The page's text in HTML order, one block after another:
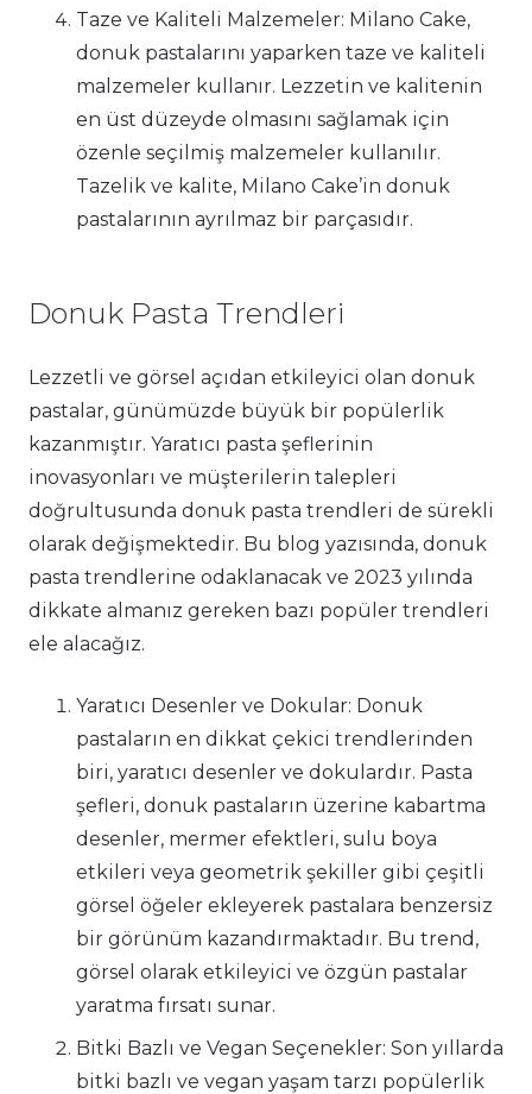
Taze ve Kaliteli Malzemeler: Milano Cake,
donuk pastalarını yaparken taze ve kaliteli
malzemeler kullanır. Lezzetin ve kalitenin
en üst düzeyde olmasını sağlamak için
özenle seçilmiş malzemeler kullanılır.
Tazelik ve kalite, Milano Cake’in donuk
pastalarının ayrılmaz bir parçasıdır.
Donuk Pasta Trendleri
Lezzetli ve görsel açıdan etkileyici olan donuk
pastalar, günümüzde büyük bir popülerlik
kazanmıştır. Yaratıcı pasta şeflerinin
inovasyonları ve müşterilerin talepleri
doğrultusunda donuk pasta trendleri de sürekli
olarak değişmektedir. Bu blog yazısında, donuk
pasta trendlerine odaklanacak ve 2023 yılında
dikkate almanız gereken bazı popüler trendleri
ele alacağız.
Yaratıcı Desenler ve Dokular: Donuk
pastaların en dikkat çekici trendlerinden
biri, yaratıcı desenler ve dokulardır. Pasta
şefleri, donuk pastaların üzerine kabartma
desenler, mermer efektleri, sulu boya
etkileri veya geometrik şekiller gibi çeşitli
görsel öğeler ekleyerek pastalara benzersiz
bir görünüm kazandırmaktadır. Bu trend,
görsel olarak etkileyici ve özgün pastalar
yaratma fırsatı sunar.
Bitki Bazlı ve Vegan Seçenekler: Son yıllarda
bitki bazlı ve vegan yaşam tarzı popülerlik